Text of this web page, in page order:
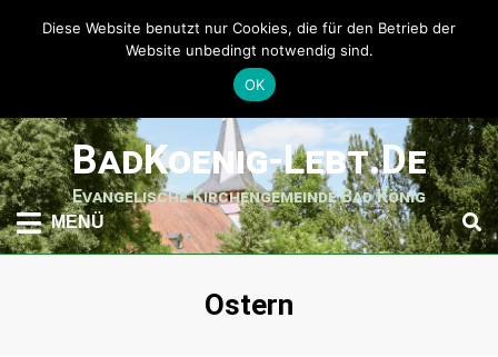
weiter
zum
Inhalt
BadKoenig-Lebt.de
Evangelische Kirchengemeinde Bad König
MENÜ
Schlagwort
:
Ostern
Diese Website benutzt nur Cookies, die für den Betrieb der
Website unbedingt notwendig sind.
OK